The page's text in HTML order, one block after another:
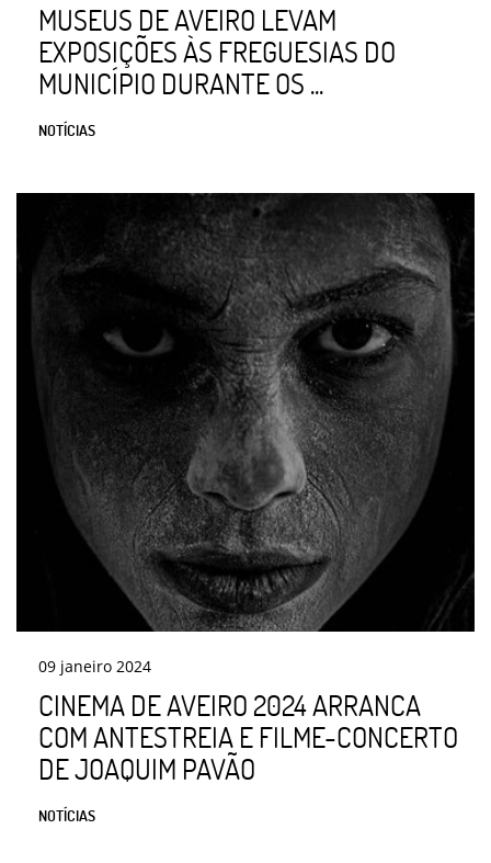
MUSEUS DE AVEIRO LEVAM
EXPOSIÇÕES ÀS FREGUESIAS DO
MUNICÍPIO DURANTE OS ...
NOTÍCIAS
09 janeiro 2024
CINEMA DE AVEIRO 2024 ARRANCA
COM ANTESTREIA E FILME-CONCERTO
DE JOAQUIM PAVÃO
NOTÍCIAS